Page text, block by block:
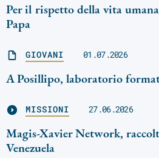
Per il rispetto della vita
Papa
GIOVANI 01.07.2026
A Posillipo, laboratorio
MISSIONI 27.06.2026
Magis-Xavier Network,
Venezuela